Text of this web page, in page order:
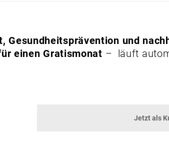
Gesundheitsprävention und
einen Gratismonat – läuft
Jetzt als